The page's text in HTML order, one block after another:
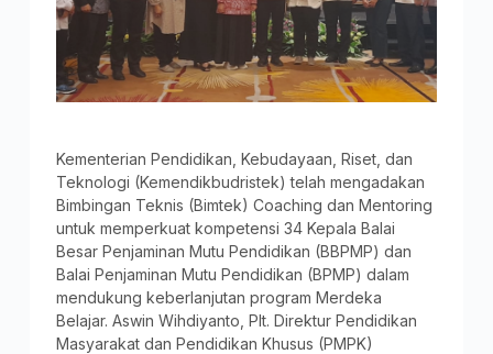
Kementerian Pendidikan, Kebudayaan, Riset, dan
Teknologi (Kemendikbudristek) telah mengadakan
Bimbingan Teknis (Bimtek) Coaching dan Mentoring
untuk memperkuat kompetensi 34 Kepala Balai
Besar Penjaminan Mutu Pendidikan (BBPMP) dan
Balai Penjaminan Mutu Pendidikan (BPMP) dalam
mendukung keberlanjutan program Merdeka
Belajar. Aswin Wihdiyanto, Plt. Direktur Pendidikan
Masyarakat dan Pendidikan Khusus (PMPK)